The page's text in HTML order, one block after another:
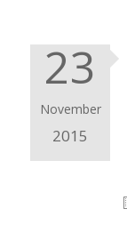
23
November
2015